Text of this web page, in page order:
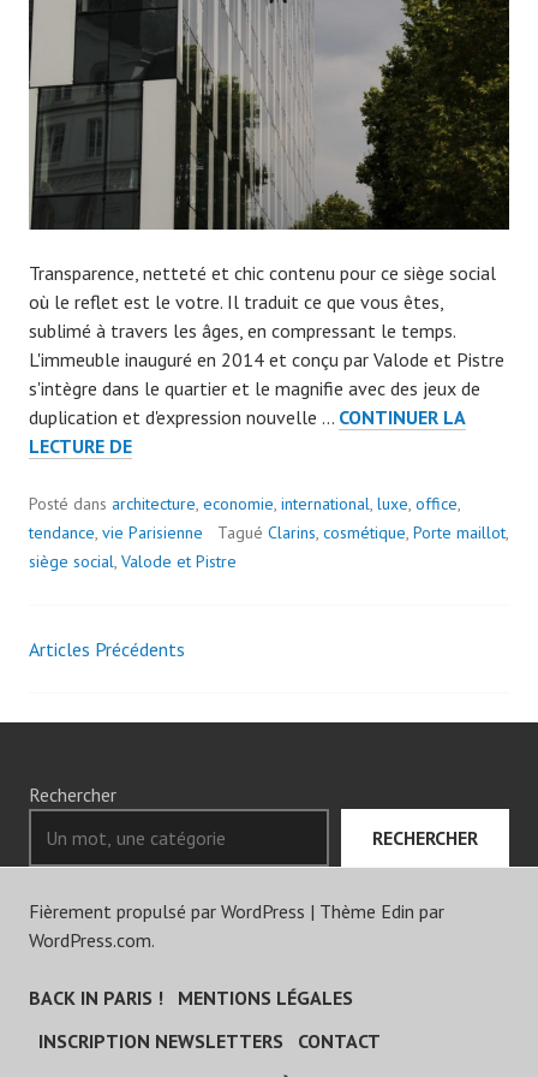
9
Transparence, netteté et chic contenu pour ce siège social
où le reflet est le votre. Il traduit ce que vous êtes,
sublimé à travers les âges, en compressant le temps.
L'immeuble inauguré en 2014 et conçu par Valode et Pistre
s'intègre dans le quartier et le magnifie avec des jeux de
duplication et d'expression nouvelle … CONTINUER LA
LECTURE DECLARINS
LA
TRANSPARENCE
Posté dans architecture, economie, international, luxe, office,
tendance, vie Parisienne Tagué Clarins, cosmétique, Porte maillot,
siège social, Valode et Pistre
Navigation
des
articles
Articles Précédents
Rechercher
RECHERCHER
Fièrement propulsé par WordPress | Thème Edin par
WordPress.com.
BACK IN PARIS !
MENTIONS LÉGALES
INSCRIPTION NEWSLETTERS
CONTACT